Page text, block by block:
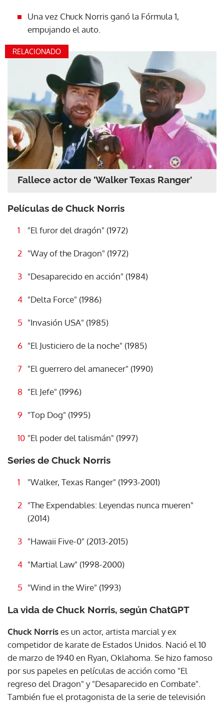
Una vez Chuck Norris ganó la Fórmula 1,
empujando el auto.
RELACIONADO
Fallece actor de 'Walker Texas Ranger'
Películas de Chuck Norris
"El furor del dragón" (1972)
"Way of the Dragon" (1972)
"Desaparecido en acción" (1984)
"Delta Force" (1986)
"Invasión USA" (1985)
"El Justiciero de la noche" (1985)
"El guerrero del amanecer" (1990)
"El Jefe" (1996)
"Top Dog" (1995)
"El poder del talismán" (1997)
Series de Chuck Norris
"Walker, Texas Ranger" (1993-2001)
"The Expendables: Leyendas nunca mueren"
(2014)
"Hawaii Five-0" (2013-2015)
"Martial Law" (1998-2000)
"Wind in the Wire" (1993)
La vida de Chuck Norris, según ChatGPT
Chuck Norrises un actor, artista marcial y ex
competidor de karate de Estados Unidos. Nació el 10
de marzo de 1940 en Ryan, Oklahoma. Se hizo famoso
por sus papeles en películas de acción como "El
regreso del Dragon" y "Desaparecido en Combate".
También fue el protagonista de la serie de televisión